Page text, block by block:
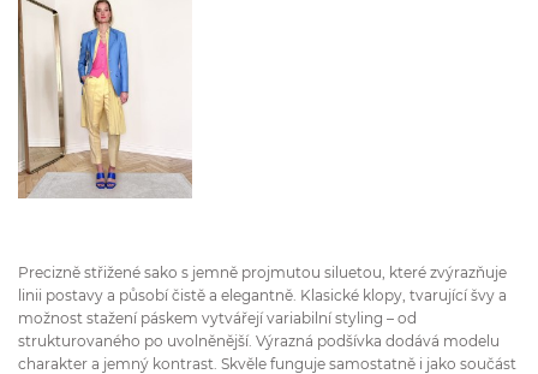
Precizně střižené sako s jemně projmutou siluetou, které zvýrazňuje
linii postavy a působí čistě a elegantně. Klasické klopy, tvarující švy a
možnost stažení páskem vytvářejí variabilní styling – od
strukturovaného po uvolněnější. Výrazná podšívka dodává modelu
charakter a jemný kontrast. Skvěle funguje samostatně i jako součást